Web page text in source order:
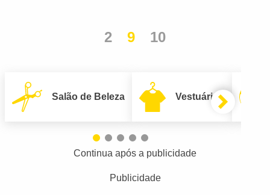
2 9 10
Salão de Beleza Vestuário
Continua após a publicidade
Publicidade